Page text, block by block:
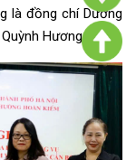
là đồng chí Dương
Hương.